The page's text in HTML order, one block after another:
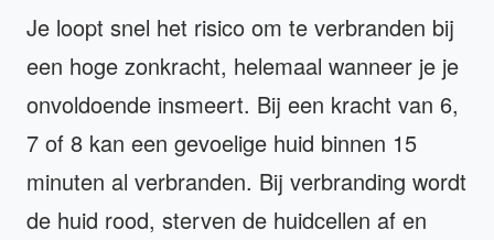
Je loopt snel het risico om te verbranden bij
een hoge zonkracht, helemaal wanneer je je
onvoldoende insmeert. Bij een kracht van 6,
7 of 8 kan een gevoelige huid binnen 15
minuten al verbranden. Bij verbranding wordt
de huid rood, sterven de huidcellen af en